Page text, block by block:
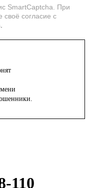
SmartCaptcha. При
своё согласие с
110